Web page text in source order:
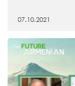
07.10.2021